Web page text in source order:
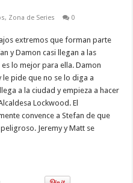
, Zona de Series 0
extremos que forman parte
y Damon casi llegan a las
lo mejor para ella. Damon
le pide que no se lo diga a
a la ciudad y empieza a hacer
Lockwood. El
convence a Stefan de que
Jeremy y Matt se